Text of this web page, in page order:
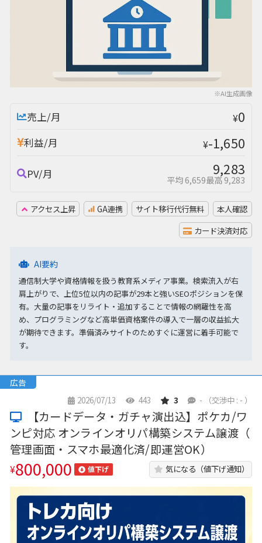
※AI生成画像
売上/月 ¥0
利益/月 ¥-1,650
PV/月 9,283
平均 6,659最高 9,283
アクセス上昇 GA連携 サイト移行代行無料
本人確認
カード決済対応
AI要約
通信制大学や資格情報を扱う教育系メディア事業。検索流入が右
肩上がりで、上位5位以内の記事が29本と強いSEOポジションを保
有。大量の記事をリライト・追加することで情報の網羅性を高
め、プログラミングなど高単価資格案件の導入で一層の収益拡大
が期待できます。準備済みサイトのためすぐに運営に着手可能で
す。
広告
2026/07/13
443 3 - （交渉中 : - ）
【カードデータ・ガチャ演出込】ポケカ/ワ
ンピ対応 オンラインオリパ構築システム譲渡（
管理画面・スマホ最適化済/即運営OK）
¥800,000 値下げ 気になる（値下げ通知）